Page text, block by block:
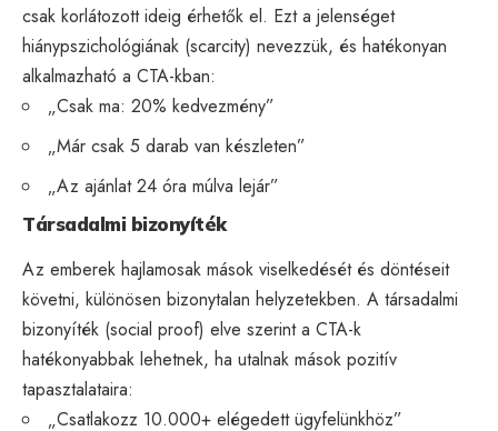
csak korlátozott ideig érhetők el. Ezt a jelenséget
hiánypszichológiának (scarcity) nevezzük, és hatékonyan
alkalmazható a CTA-kban:
„Csak ma: 20% kedvezmény”
„Már csak 5 darab van készleten”
„Az ajánlat 24 óra múlva lejár”
Társadalmi bizonyíték
Az emberek hajlamosak mások viselkedését és döntéseit
követni, különösen bizonytalan helyzetekben. A társadalmi
bizonyíték (social proof) elve szerint a CTA-k
hatékonyabbak lehetnek, ha utalnak mások pozitív
tapasztalataira:
„Csatlakozz 10.000+ elégedett ügyfelünkhöz”